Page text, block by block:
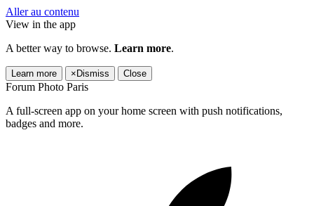
Aller au contenu
View in the app
A better way to browse. Learn more.
Learn more × Dismiss Close
Forum Photo Paris
A full-screen app on your home screen with push notifications,
badges and more.